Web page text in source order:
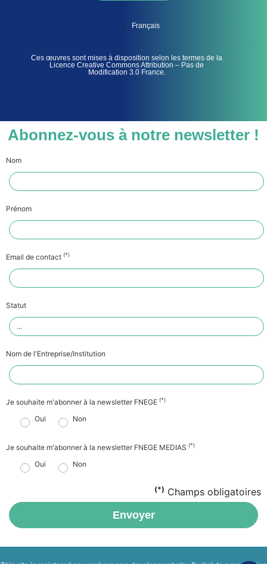
Français
Ces œuvres sont mises à disposition selon les termes de la
Licence Creative Commons Attribution – Pas de
Modification 3.0 France.
Abonnez-vous à notre newsletter !
Nom
Prénom
Email de contact (*)
Statut
Nom de l'Entreprise/Institution
Je souhaite m'abonner à la newsletter FNEGE (*)
Oui Non
Je souhaite m'abonner à la newsletter FNEGE MEDIAS (*)
Oui Non
(*) Champs obligatoires
Envoyer